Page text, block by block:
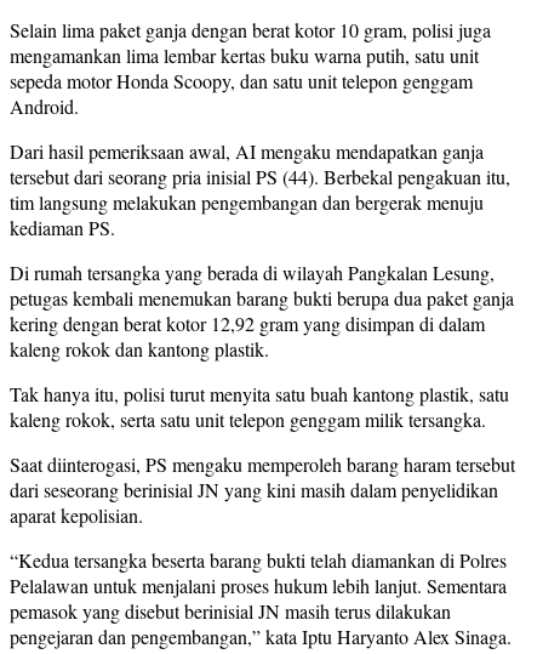
Selain lima paket ganja dengan berat kotor 10 gram, polisi juga
mengamankan lima lembar kertas buku warna putih, satu unit
sepeda motor Honda Scoopy, dan satu unit telepon genggam
Android.
Dari hasil pemeriksaan awal, AI mengaku mendapatkan ganja
tersebut dari seorang pria inisial PS (44). Berbekal pengakuan itu,
tim langsung melakukan pengembangan dan bergerak menuju
kediaman PS.
Di rumah tersangka yang berada di wilayah Pangkalan Lesung,
petugas kembali menemukan barang bukti berupa dua paket ganja
kering dengan berat kotor 12,92 gram yang disimpan di dalam
kaleng rokok dan kantong plastik.
Tak hanya itu, polisi turut menyita satu buah kantong plastik, satu
kaleng rokok, serta satu unit telepon genggam milik tersangka.
Saat diinterogasi, PS mengaku memperoleh barang haram tersebut
dari seseorang berinisial JN yang kini masih dalam penyelidikan
aparat kepolisian.
“Kedua tersangka beserta barang bukti telah diamankan di Polres
Pelalawan untuk menjalani proses hukum lebih lanjut. Sementara
pemasok yang disebut berinisial JN masih terus dilakukan
pengejaran dan pengembangan,” kata Iptu Haryanto Alex Sinaga.